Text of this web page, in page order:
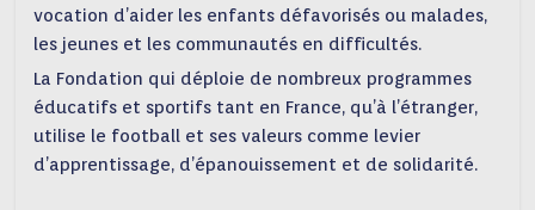
vocation d’aider les enfants défavorisés ou malades,
les jeunes et les communautés en difficultés.
La Fondation qui déploie de nombreux programmes
éducatifs et sportifs tant en France, qu’à l’étranger,
utilise le football et ses valeurs comme levier
d’apprentissage, d’épanouissement et de solidarité.